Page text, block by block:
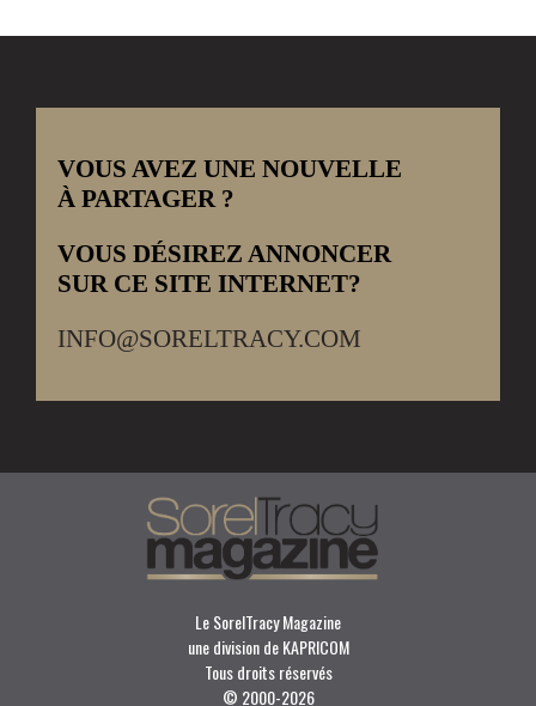
VOUS AVEZ UNE NOUVELLE
À PARTAGER ?
VOUS DÉSIREZ ANNONCER
SUR CE SITE INTERNET?
INFO@SORELTRACY.COM
Le SorelTracy Magazine
une division de KAPRICOM
Tous droits réservés
© 2000-2026